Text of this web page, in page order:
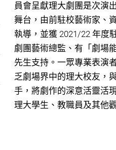
員會呈獻理大劇團是次演
舞台，由前駐校藝術家、
執導，並獲 2021/22 年度
劇團藝術總監、有「劇場
先生支持。一眾專業表演
乏劇場界中的理大校友，
手，將劇作的深意活靈活
理大學生、教職員及其他